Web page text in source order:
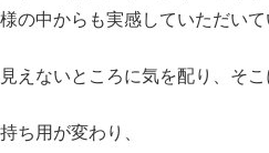
の中からも実感していただいて
えないところに気を配り、そ
ち用が変わり、